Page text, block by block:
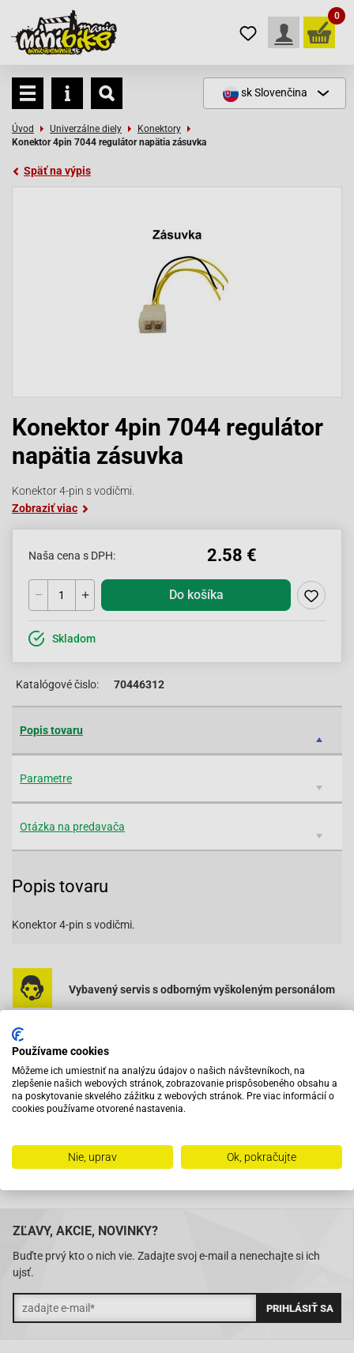
0
skSlovenčina
Úvod Univerzálne diely
Konektory
Konektor 4pin 7044 regulátor napätia zásuvka
Späť na výpis
Konektor 4pin 7044 regulátor
napätia zásuvka
Konektor 4-pin s vodičmi.
Zobraziť viac
Naša cena s DPH: 2.58 €
Do košíka
Skladom
Katalógové čislo: 70446312
Popis tovaru
Parametre
Otázka na predavača
Popis tovaru
Konektor 4-pin s vodičmi.
Vybavený servis s odborným vyškoleným personálom
Na trhu od roku 2007
ZĽAVY, AKCIE, NOVINKY?
Buďte prvý kto o nich vie. Zadajte svoj e-mail a nenechajte si ich
ujsť.
Používame cookies
Môžeme ich umiestniť na analýzu údajov o našich návštevníkoch, na
zlepšenie našich webových stránok, zobrazovanie prispôsobeného obsahu a
na poskytovanie skvelého zážitku z webových stránok. Pre viac informácií o
cookies používame otvorené nastavenia.
Nie, uprav Ok, pokračujte